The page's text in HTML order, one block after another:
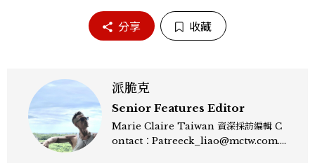
分享 收藏
派脆克
Senior Features Editor
Marie Claire Taiwan 資深採訪編輯 C
ontact：Patreeck_liao@mctw.com.t